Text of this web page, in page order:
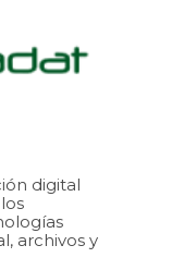
digital
archivos y